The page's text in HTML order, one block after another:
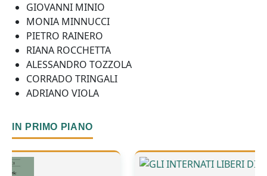
GIOVANNI MINIO
MONIA MINNUCCI
PIETRO RAINERO
RIANA ROCCHETTA
ALESSANDRO TOZZOLA
CORRADO TRINGALI
ADRIANO VIOLA
IN PRIMO PIANO